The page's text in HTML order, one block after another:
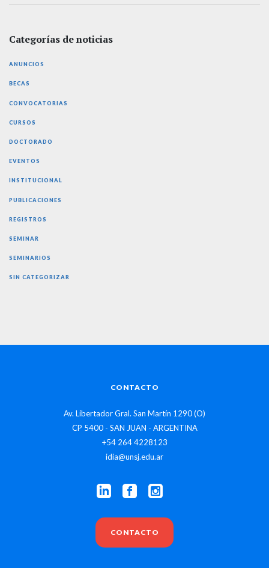
Categorías de noticias
ANUNCIOS
BECAS
CONVOCATORIAS
CURSOS
DOCTORADO
EVENTOS
INSTITUCIONAL
PUBLICACIONES
REGISTROS
SEMINAR
SEMINARIOS
SIN CATEGORIZAR
CONTACTO
Av. Libertador Gral. San Martín 1290 (O)
CP 5400 - SAN JUAN - ARGENTINA
+54 264 4228123
idia@unsj.edu.ar
CONTACTO